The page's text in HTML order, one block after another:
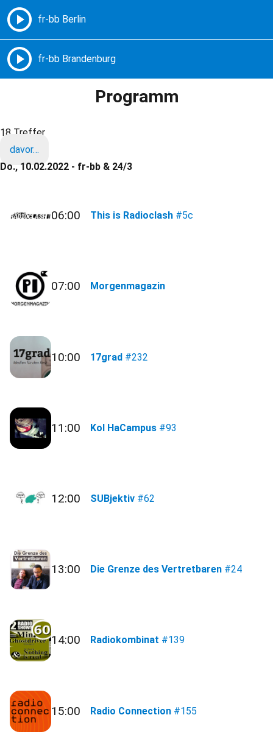
Freie Radios – Berlin Brandenburg
Programm
18 Treffer
davor…
Do., 10.02.2022 - fr-bb & 24/3
06:00 This is Radioclash #5c
07:00 Morgenmagazin
10:00 17grad #232
11:00 Kol HaCampus #93
12:00 SUBjektiv #62
13:00 Die Grenze des Vertretbaren #24
14:00 Radiokombinat #139
15:00 Radio Connection #155